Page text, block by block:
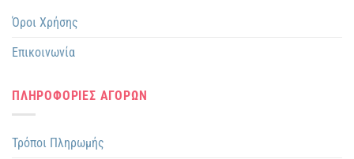
Όροι Χρήσης
Επικοινωνία
ΠΛΗΡΟΦΟΡΙΕΣ ΑΓΟΡΩΝ
Τρόποι Πληρωμής